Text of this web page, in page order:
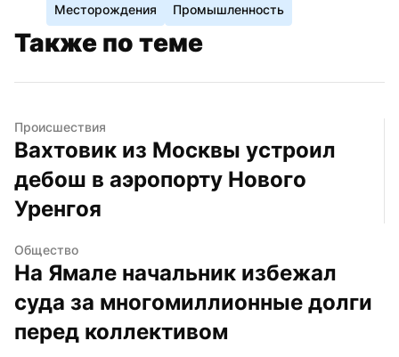
Месторождения Промышленность
Также по теме
Происшествия
Вахтовик из Москвы устроил
дебош в аэропорту Нового
Уренгоя
Общество
На Ямале начальник избежал
суда за многомиллионные долги
перед коллективом